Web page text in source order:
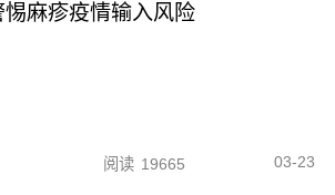
麻疹疫情输入风险
阅读 19665 03-23